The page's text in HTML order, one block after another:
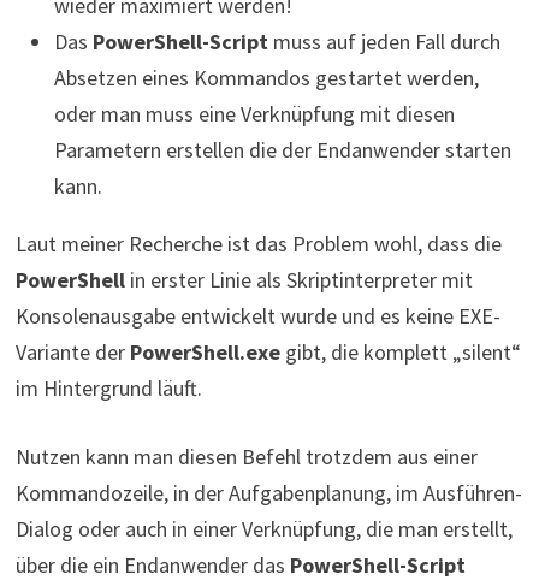
Das PowerShell-Scriptmuss auf jeden Fall durch
Absetzen eines Kommandos gestartet werden,
oder man muss eine Verknüpfung mit diesen
Parametern erstellen die der Endanwender starten
kann.
Laut meiner Recherche ist das Problem wohl, dass die
PowerShellin erster Linie als Skriptinterpreter mit
Konsolenausgabe entwickelt wurde und es keine EXE-
Variante der PowerShell.exegibt, die komplett „silent“
im Hintergrund läuft.
Nutzen kann man diesen Befehl trotzdem aus einer
Kommandozeile, in der Aufgabenplanung, im Ausführen-
Dialog oder auch in einer Verknüpfung, die man erstellt,
über die ein Endanwender das PowerShell-Script